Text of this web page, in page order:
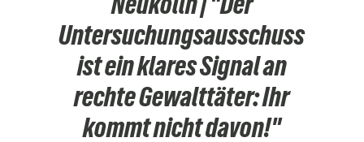
Untersuchungsausschuss
ist ein klares Signal an
rechte Gewalttäter: Ihr
kommt nicht davon!"